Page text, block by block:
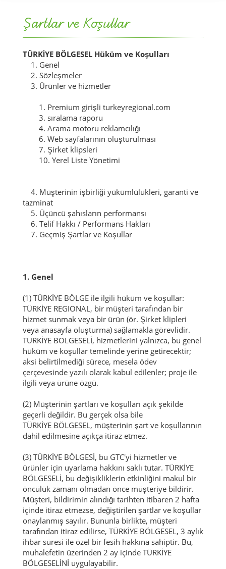
Şartlar ve Koşullar
TÜRKİYE BÖLGESEL Hüküm ve Koşulları
1. Genel
2. Sözleşmeler
3. Ürünler ve hizmetler
1. Premium girişli turkeyregional.com
3. sıralama raporu
4. Arama motoru reklamcılığı
6. Web sayfalarının oluşturulması
7. Şirket klipsleri
10. Yerel Liste Yönetimi
4. Müşterinin işbirliği yükümlülükleri, garanti ve
tazminat
5. Üçüncü şahısların performansı
6. Telif Hakkı / Performans Hakları
7. Geçmiş Şartlar ve Koşullar
1. Genel
(1) TÜRKİYE BÖLGE ile ilgili hüküm ve koşullar:
TÜRKİYE REGIONAL, bir müşteri tarafından bir
hizmet sunmak veya bir ürün (ör. Şirket klipleri
veya anasayfa oluşturma) sağlamakla görevlidir.
TÜRKİYE BÖLGESELİ, hizmetlerini yalnızca, bu genel
hüküm ve koşullar temelinde yerine getirecektir;
aksi belirtilmediği sürece, mesela ödev
çerçevesinde yazılı olarak kabul edilenler; proje ile
ilgili veya ürüne özgü.
(2) Müşterinin şartları ve koşulları açık şekilde
geçerli değildir. Bu gerçek olsa bile
TÜRKİYE BÖLGESEL, müşterinin şart ve koşullarının
dahil edilmesine açıkça itiraz etmez.
(3) TÜRKİYE BÖLGESİ, bu GTC'yi hizmetler ve
ürünler için uyarlama hakkını saklı tutar. TÜRKİYE
BÖLGESELİ, bu değişikliklerin etkinliğini makul bir
öncülük zamanı olmadan önce müşteriye bildirir.
Müşteri, bildirimin alındığı tarihten itibaren 2 hafta
içinde itiraz etmezse, değiştirilen şartlar ve koşullar
onaylanmış sayılır. Bununla birlikte, müşteri
tarafından itiraz edilirse, TÜRKİYE BÖLGESEL, 3 aylık
ihbar süresi ile özel bir fesih hakkına sahiptir. Bu,
muhalefetin üzerinden 2 ay içinde TÜRKİYE
BÖLGESELİNİ uygulayabilir.